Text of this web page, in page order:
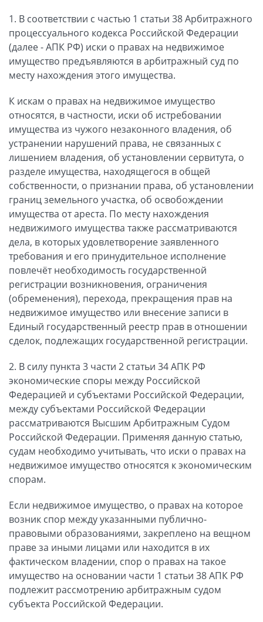
1. В соответствии с частью 1 статьи 38 Арбитражного
процессуального кодекса Российской Федерации
(далее - АПК РФ) иски о правах на недвижимое
имущество предъявляются в арбитражный суд по
месту нахождения этого имущества.
К искам о правах на недвижимое имущество
относятся, в частности, иски об истребовании
имущества из чужого незаконного владения, об
устранении нарушений права, не связанных с
лишением владения, об установлении сервитута, о
разделе имущества, находящегося в общей
собственности, о признании права, об установлении
границ земельного участка, об освобождении
имущества от ареста. По месту нахождения
недвижимого имущества также рассматриваются
дела, в которых удовлетворение заявленного
требования и его принудительное исполнение
повлечёт необходимость государственной
регистрации возникновения, ограничения
(обременения), перехода, прекращения прав на
недвижимое имущество или внесение записи в
Единый государственный реестр прав в отношении
сделок, подлежащих государственной регистрации.
2. В силу пункта 3 части 2 статьи 34 АПК РФ
экономические споры между Российской
Федерацией и субъектами Российской Федерации,
между субъектами Российской Федерации
рассматриваются Высшим Арбитражным Судом
Российской Федерации. Применяя данную статью,
судам необходимо учитывать, что иски о правах на
недвижимое имущество относятся к экономическим
спорам.
Если недвижимое имущество, о правах на которое
возник спор между указанными публично-
правовыми образованиями, закреплено на вещном
праве за иными лицами или находится в их
фактическом владении, спор о правах на такое
имущество на основании части 1 статьи 38 АПК РФ
подлежит рассмотрению арбитражным судом
субъекта Российской Федерации.